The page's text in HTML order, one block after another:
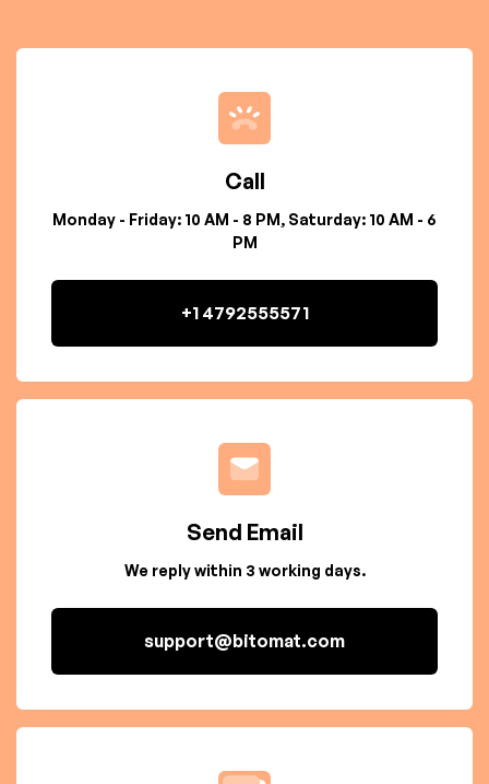
Call
Monday - Friday: 10 AM - 8 PM, Saturday: 10 AM - 6
PM
+1 4792555571
Send Email
We reply within 3 working days.
support@bitomat.com